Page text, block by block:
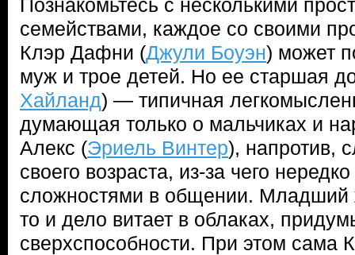
Познакомьтесь с несколькими
семействами, каждое со своими
Клэр Дафни (Джули Боуэн) может
муж и трое детей. Но ее старшая
Хайланд) — типичная
думающая только о мальчиках и
Алекс (Эриель Винтер), напротив,
своего возраста, из-за чего
сложностями в общении. Младший
то и дело витает в облаках,
сверхспособности. При этом сама